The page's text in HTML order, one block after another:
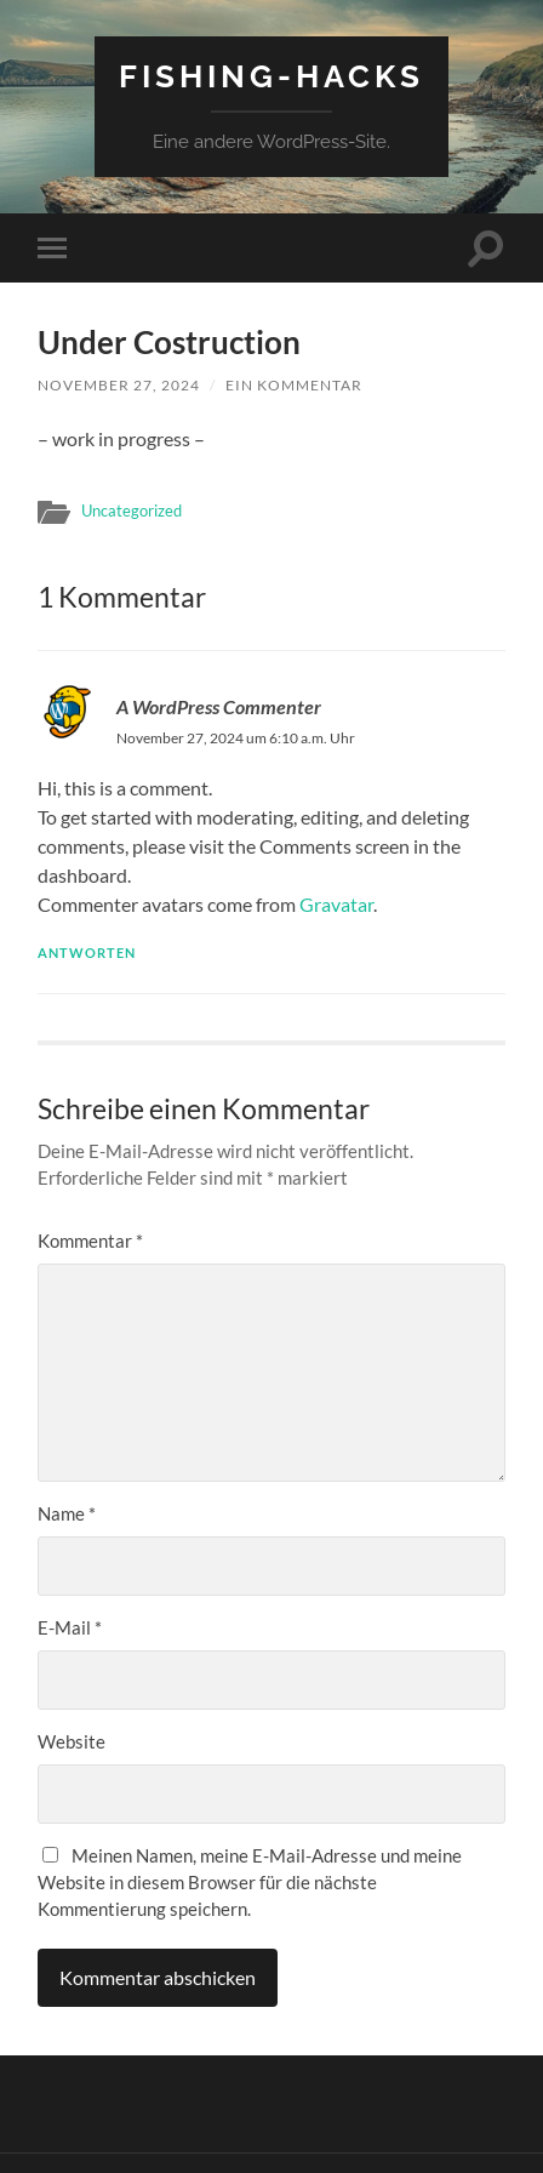
FISHING-HACKS
Eine andere WordPress-Site.
Mobile-
Menü
Under Costruction
NOVEMBER 27, 2024 / EIN KOMMENTAR
– work in progress –
Uncategorized
1 Kommentar
A WordPress Commenter
November 27, 2024 um 6:10 a.m. Uhr
Hi, this is a comment.
To get started with moderating, editing, and deleting
comments, please visit the Comments screen in the
dashboard.
Commenter avatars come fromGravatar.
ANTWORTEN
Schreibe einen Kommentar
Deine E-Mail-Adresse wird nicht veröffentlicht.
Erforderliche Felder sind mit * markiert
Kommentar *
Name *
E-Mail *
Website
Meinen Namen, meine E-Mail-Adresse und meine
Website in diesem Browser für die nächste
Kommentierung speichern.